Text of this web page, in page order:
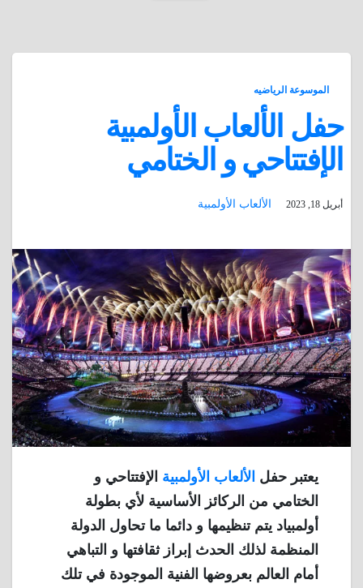
الموسوعة الرياضيه
حفل الألعاب الأولمبية
الإفتتاحي و الختامي
أبريل 18, 2023 الألعاب الأولمبية
يعتبر حفل الألعاب الأولمبية الإفتتاحي و
الختامي من الركائز الأساسية لأي بطولة
أولمبياد يتم تنظيمها و دائما ما تحاول الدولة
المنظمة لذلك الحدث إبراز ثقافتها و التباهي
أمام العالم بعروضها الفنية الموجودة في تلك